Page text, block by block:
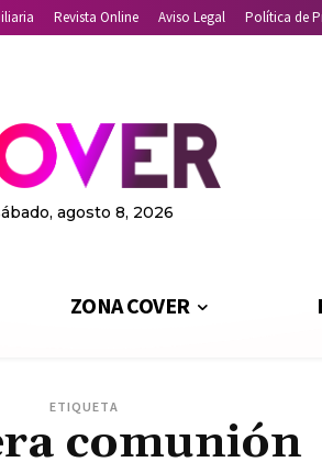
Revista Online Aviso Legal Política de
agosto 8, 2026
ZONA COVER
ETIQUETA
comunión